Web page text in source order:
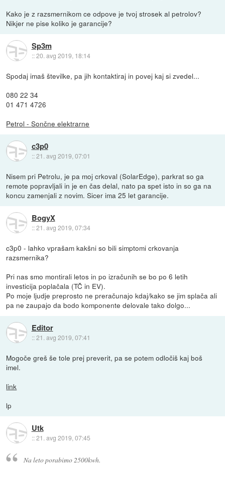
Kako je z razsmernikom ce odpove je tvoj strosek al petrolov?
Nikjer ne pise koliko je garancije?
Sp3m
::20. avg 2019, 18:14
Spodaj imaš številke, pa jih kontaktiraj in povej kaj si zvedel...
080 22 34
01 471 4726
Petrol - Sončne elektrarne
c3p0
::21. avg 2019, 07:01
Nisem pri Petrolu, je pa moj crkoval (SolarEdge), parkrat so ga
remote popravljali in je en čas delal, nato pa spet isto in so ga na
koncu zamenjali z novim. Sicer ima 25 let garancije.
BogyX
::21. avg 2019, 07:34
c3p0 - lahko vprašam kakšni so bili simptomi crkovanja
razsmernika?
Pri nas smo montirali letos in po izračunih se bo po 6 letih
investicija poplačala (TČ in EV).
Po moje ljudje preprosto ne preračunajo kdaj/kako se jim splača ali
pa ne zaupajo da bodo komponente delovale tako dolgo...
Editor
::21. avg 2019, 07:41
Mogoče greš še tole prej preverit, pa se potem odločiš kaj boš
imel.
link
lp
Utk
::21. avg 2019, 07:45
Na leto porabimo 2500kwh.